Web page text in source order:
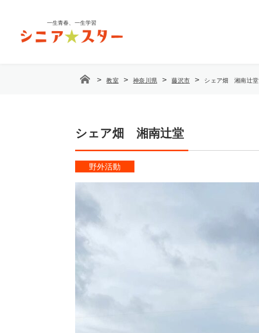
一生青春、一生学習
> 教室 > 神奈川県 > 藤沢市 > シェア畑 湘南辻堂
シェア畑 湘南辻堂
野外活動